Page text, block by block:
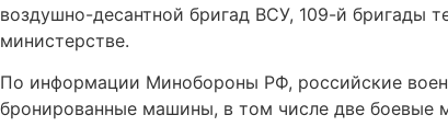
воздушно-десантной бригад ВСУ, 109-й бригады
министерстве.
По информации Минобороны РФ, российские
бронированные машины, в том числе две боевые